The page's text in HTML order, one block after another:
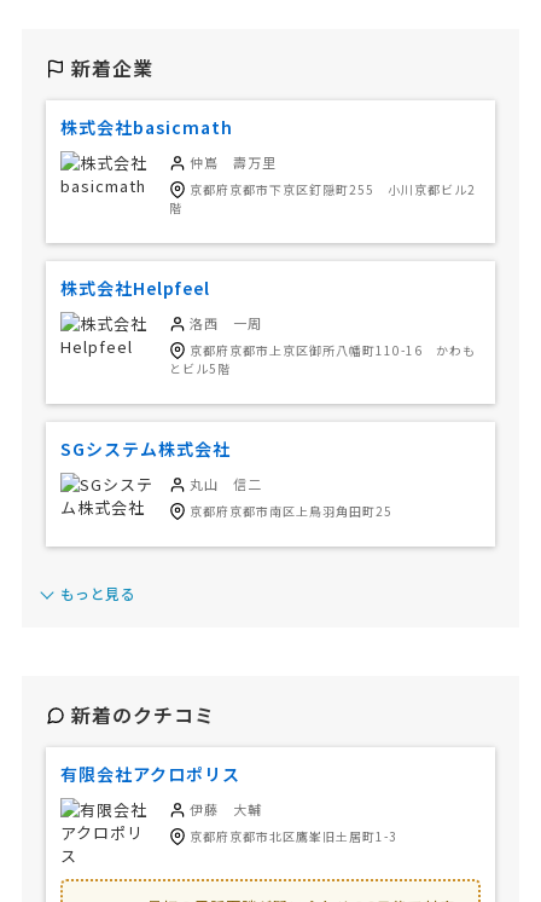
新着企業
株式会社basicmath
仲嶌 壽万里
京都府京都市下京区釘隠町255 小川京都ビル2
階
株式会社Helpfeel
洛西 一周
京都府京都市上京区御所八幡町110-16 かわも
とビル5階
SGシステム株式会社
丸山 信二
京都府京都市南区上鳥羽角田町25
もっと見る
新着のクチコミ
有限会社アクロポリス
伊藤 大輔
京都府京都市北区鷹峯旧土居町1-3